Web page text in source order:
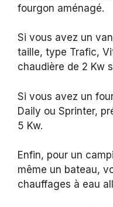
fourgon aménagé.
Si vous avez un
taille, type Trafic,
chaudière de 2 Kw
Si vous avez un
Daily ou Sprinter,
5 Kw.
Enfin, pour un
même un bateau,
chauffages à eau